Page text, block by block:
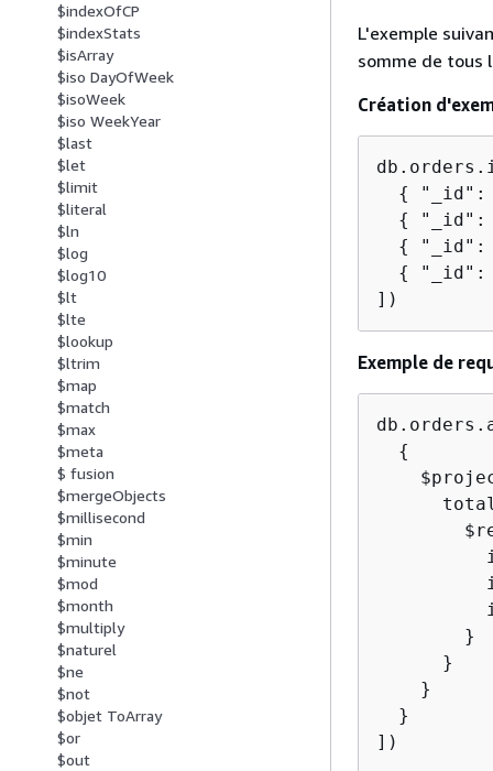
$indexOfCP
$indexStats
$isArray
$iso DayOfWeek
$isoWeek
$iso WeekYear
$last
$let
$limit
$literal
$ln
$log
$log10
$lt
$lte
$lookup
$ltrim
$map
$match
$max
$meta
$ fusion
$mergeObjects
$millisecond
$min
$minute
$mod
$month
$multiply
$naturel
$ne
$not
$objet ToArray
$or
$out
L'exemple
somme de tous
Création
{
{
"_id":
{
"_id":
{
"_id":
])
Exemple de
{
        }
      }
    }
  }
])